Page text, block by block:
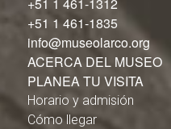
+51 1 461-1312
+51 1 461-1835
info@museolarco.org
ACERCA DEL MUSEO
PLANEA TU VISITA
Horario y admisión
Cómo llegar